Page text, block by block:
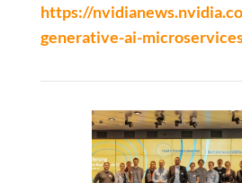
https://
generative-ai-